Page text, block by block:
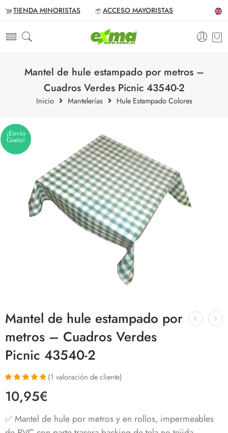
TIENDA MINORISTAS ACCESO MAYORISTAS
Mantel de hule estampado por metros –
Cuadros Verdes Picnic 43540-2
Inicio Mantelerías Hule Estampado Colores
¡Envío
Gratis!
Mantel de hule estampado por
metros – Cuadros Verdes
Picnic 43540-2
5.00de 5 en
base a
un cliente
(1 valoración de cliente)
10,95€
✅ Mantel de hule por metros y en rollos, impermeables